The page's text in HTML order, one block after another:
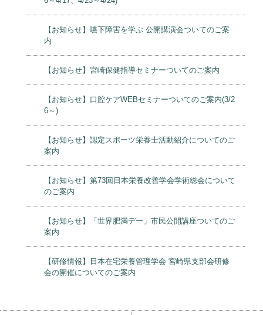
【お知らせ】嚥下障害を学ぶ 公開講演会ついてのご案
内
【お知らせ】宮崎保健指導セミナーついてのご案内
【お知らせ】口腔ケアWEBセミナーついてのご案内(3/2
6～)
【お知らせ】認定スポーツ栄養士活動紹介についてのご
案内
【お知らせ】第73回日本栄養改善学会学術総会について
のご案内
【お知らせ】「世界肥満デー」市民公開講座ついてのご
案内
【研修情報】日本在宅栄養管理学会 宮崎県支部会研修
会の開催についてのご案内